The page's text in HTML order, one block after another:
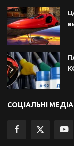
СОЦІАЛЬНІ МЕДІА